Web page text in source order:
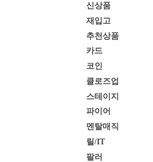
신상품
재입고
추천상품
카드
코인
클로즈업
스테이지
파이어
멘탈매직
릴/IT
팔러